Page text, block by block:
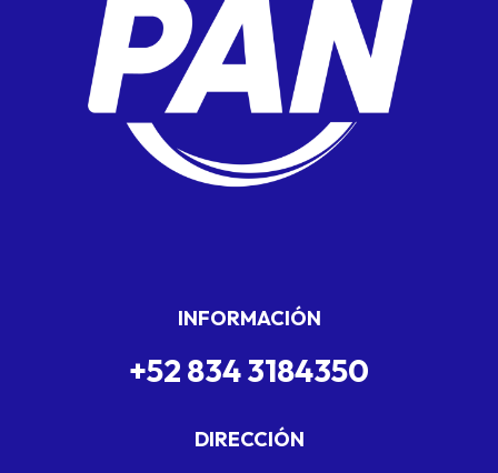
INFORMACIÓN
+52 834 3184350
DIRECCIÓN